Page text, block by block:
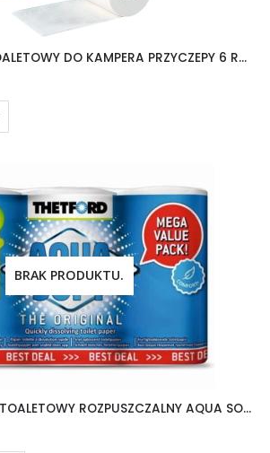
FIAMMA PAPIER TOALETOWY DO KAMPERA PRZYCZEPY 6 ROLEK
BRAK PRODUKTU.
THETFORD PAPIER TOALETOWY ROZPUSZCZALNY AQUA SOFT 6 ROLEK